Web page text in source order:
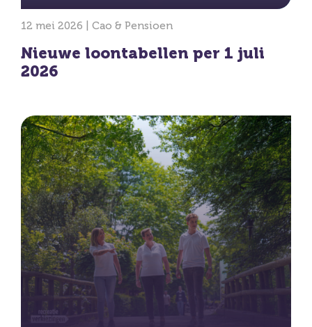
12 mei 2026 | Cao & Pensioen
Nieuwe loontabellen per 1 juli
2026